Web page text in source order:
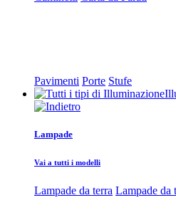
Pavimenti Porte Stufe
Lampade
Vai a tutti i modelli
Lampade da terra Lampade da